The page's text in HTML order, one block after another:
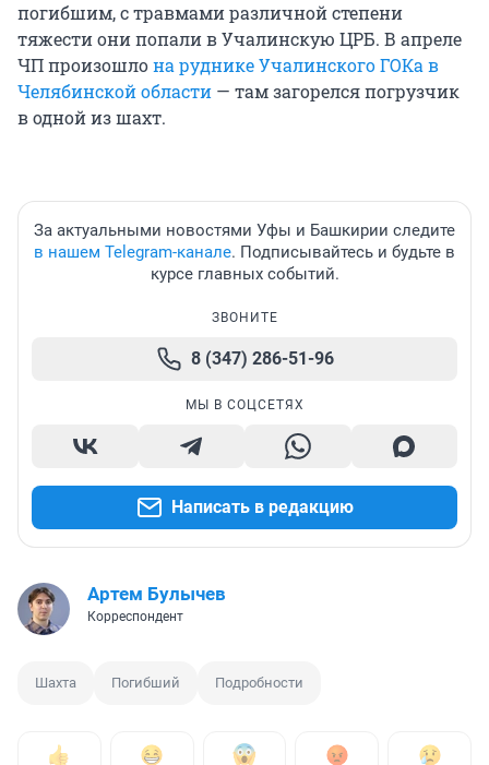
погибшим, с травмами различной степени
тяжести они попали в Учалинскую ЦРБ. В апреле
ЧП произошлона руднике Учалинского ГОКа в
Челябинской области — там загорелся погрузчик
в одной из шахт.
За актуальными новостями Уфы и Башкирии следите
в нашем Telegram-канале. Подписывайтесь и будьте в
курсе главных событий.
ЗВОНИТЕ
8 (347) 286-51-96
МЫ В СОЦСЕТЯХ
Написать в редакцию
Артем Булычев
Корреспондент
Шахта Погибший Подробности